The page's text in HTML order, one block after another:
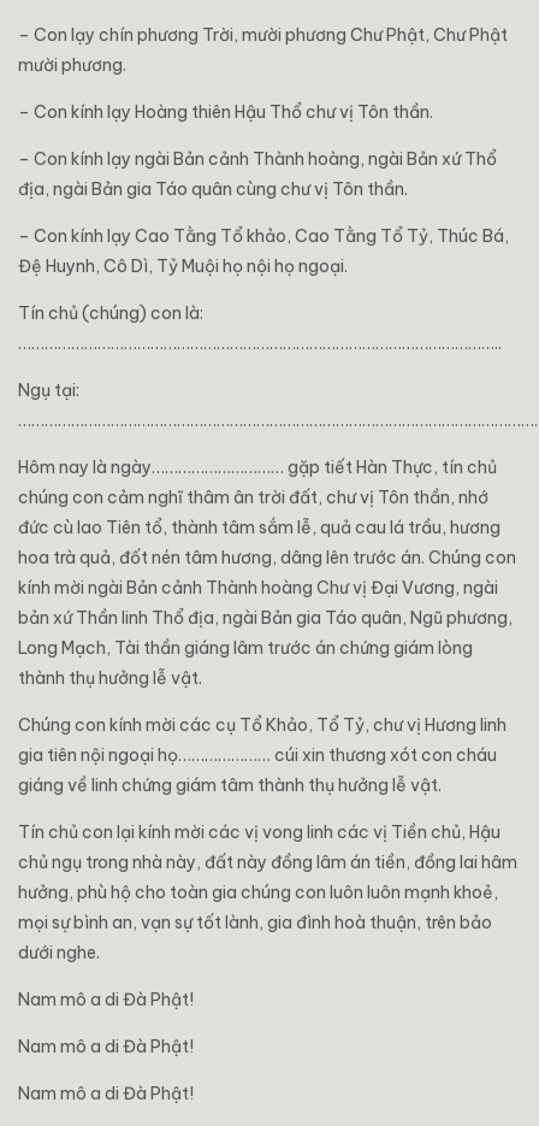
– Con lạy chín phương Trời, mười phương Chư Phật, Chư Phật
mười phương.
– Con kính lạy Hoàng thiên Hậu Thổ chư vị Tôn thần.
– Con kính lạy ngài Bản cảnh Thành hoàng, ngài Bản xứ Thổ
địa, ngài Bản gia Táo quân cùng chư vị Tôn thần.
– Con kính lạy Cao Tằng Tổ khảo, Cao Tằng Tổ Tỷ, Thúc Bá,
Đệ Huynh, Cô Dì, Tỷ Muội họ nội họ ngoại.
Tín chủ (chúng) con là:
………………………………………………………………………………………………..
Ngụ tại:
Hôm nay là ngày………………………… gặp tiết Hàn Thực, tín chủ
chúng con cảm nghĩ thâm ân trời đất, chư vị Tôn thần, nhớ
đức cù lao Tiên tổ, thành tâm sắm lễ, quả cau lá trầu, hương
hoa trà quả, đốt nén tâm hương, dâng lên trước án. Chúng con
kính mời ngài Bản cảnh Thành hoàng Chư vị Đại Vương, ngài
bản xứ Thần linh Thổ địa, ngài Bản gia Táo quân, Ngũ phương,
Long Mạch, Tài thần giáng lâm trước án chứng giám lòng
thành thụ hưởng lễ vật.
Chúng con kính mời các cụ Tổ Khảo, Tổ Tỷ, chư vị Hương linh
gia tiên nội ngoại họ………………… cúi xin thương xót con cháu
giáng về linh chứng giám tâm thành thụ hưởng lễ vật.
Tín chủ con lại kính mời các vị vong linh các vị Tiền chủ, Hậu
chủ ngụ trong nhà này, đất này đồng lâm án tiền, đồng lai hâm
hưởng, phù hộ cho toàn gia chúng con luôn luôn mạnh khoẻ,
mọi sự bình an, vạn sự tốt lành, gia đình hoà thuận, trên bảo
dưới nghe.
Nam mô a di Đà Phật!
Nam mô a di Đà Phật!
Nam mô a di Đà Phật!